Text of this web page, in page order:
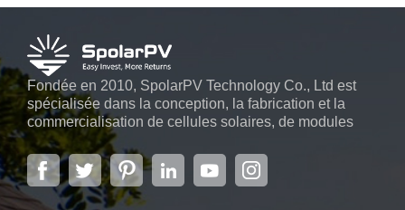
Fondée en 2010, SpolarPV Technology Co., Ltd est
spécialisée dans la conception, la fabrication et la
commercialisation de cellules solaires, de modules
solaires et de systèmes d'énergie solaire. L'entreprise,
située dans la capitale de la province du Jiangsu, à
Nanjing, s'étendant sur 6 000 m2, dispose de
systèmes automatiques avancés...